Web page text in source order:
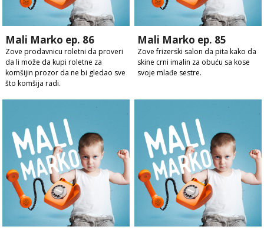
Mali Marko ep. 86
Zove prodavnicu roletni da proveri
da li može da kupi roletne za
komšijin prozor da ne bi gledao sve
što komšija radi.
Mali Marko ep. 85
Zove frizerski salon da pita kako da
skine crni imalin za obuću sa kose
svoje mlađe sestre.